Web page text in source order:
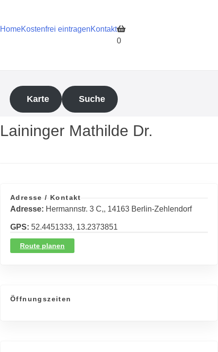
springen
HomeKostenfrei eintragenKontakt
0
Karte Suche
Laininger Mathilde Dr.
Adresse / Kontakt
Adresse Hermannstr. 3 C,, 14163 Berlin-Zehlendorf
GPS 52.4451333, 13.2373851
Route planen
Öffnungszeiten